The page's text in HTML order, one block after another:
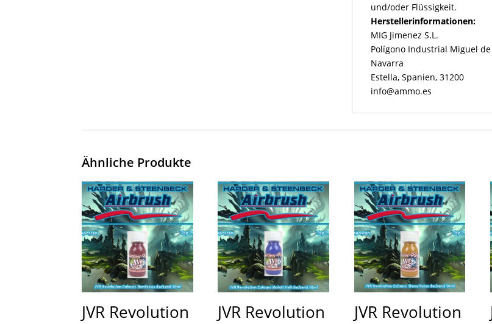
und/oder Flüssigkeit.
Herstellerinformationen:
MIG Jimenez S.L.
Polígono Industrial Miguel
Navarra
Estella, Spanien, 31200
info@ammo.es
Ähnliche Produkte
JVR Revolution
JVR Revolution
JVR Revolution